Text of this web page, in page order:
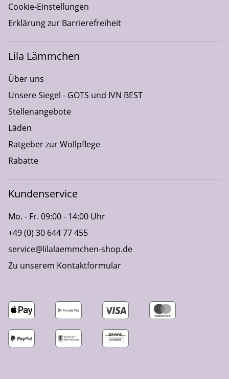
Cookie-Einstellungen
Erklärung zur Barrierefreiheit
Lila Lämmchen
Über uns
Unsere Siegel - GOTS und IVN BEST
Stellenangebote
Läden
Ratgeber zur Wollpflege
Rabatte
Kundenservice
Mo. - Fr. 09:00 - 14:00 Uhr
+49 (0) 30 644 77 455
service@lilalaemmchen-shop.de
Zu unserem Kontaktformular